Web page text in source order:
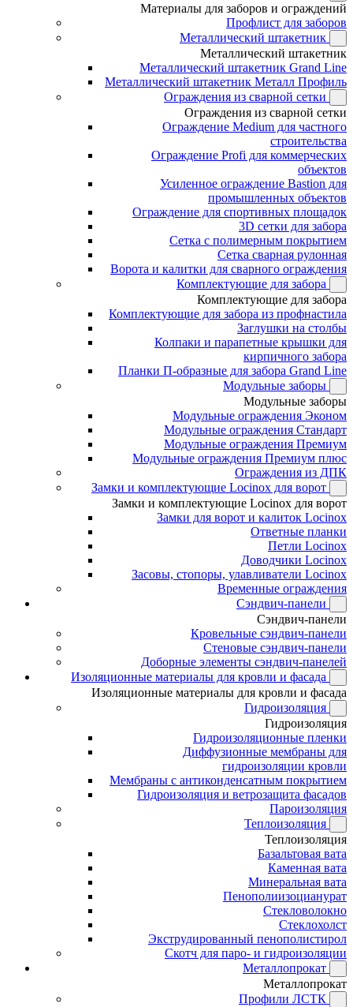
Материалы для заборов и ограждений
Профлист для заборов
Металлический штакетник
Металлический штакетник
Металлический штакетник Grand Line
Металлический штакетник Металл Профиль
Ограждения из сварной сетки
Ограждения из сварной сетки
Ограждение Medium для частного
строительства
Ограждение Profi для коммерческих
объектов
Усиленное ограждение Bastion для
промышленных объектов
Ограждение для спортивных площадок
3D сетки для забора
Сетка с полимерным покрытием
Сетка сварная рулонная
Ворота и калитки для сварного ограждения
Комплектующие для забора
Комплектующие для забора
Комплектующие для забора из профнастила
Заглушки на столбы
Колпаки и парапетные крышки для
кирпичного забора
Планки П-образные для забора Grand Line
Модульные заборы
Модульные заборы
Модульные ограждения Эконом
Модульные ограждения Стандарт
Модульные ограждения Премиум
Модульные ограждения Премиум плюс
Ограждения из ДПК
Замки и комплектующие Locinox для ворот
Замки и комплектующие Locinox для ворот
Замки для ворот и калиток Locinox
Ответные планки
Петли Locinox
Доводчики Locinox
Засовы, стопоры, улавливатели Locinox
Временные ограждения
Сэндвич-панели
Сэндвич-панели
Кровельные сэндвич-панели
Стеновые сэндвич-панели
Доборные элементы сэндвич-панелей
Изоляционные материалы для кровли и фасада
Изоляционные материалы для кровли и фасада
Гидроизоляция
Гидроизоляция
Гидроизоляционные пленки
Диффузионные мембраны для
гидроизоляции кровли
Мембраны с антиконденсатным покрытием
Гидроизоляция и ветрозащита фасадов
Пароизоляция
Теплоизоляция
Теплоизоляция
Базальтовая вата
Каменная вата
Минеральная вата
Пенополиизоцианурат
Стекловолокно
Стеклохолст
Экструдированный пенополистирол
Скотч для паро- и гидроизоляции
Металлопрокат
Металлопрокат
Профили ЛСТК